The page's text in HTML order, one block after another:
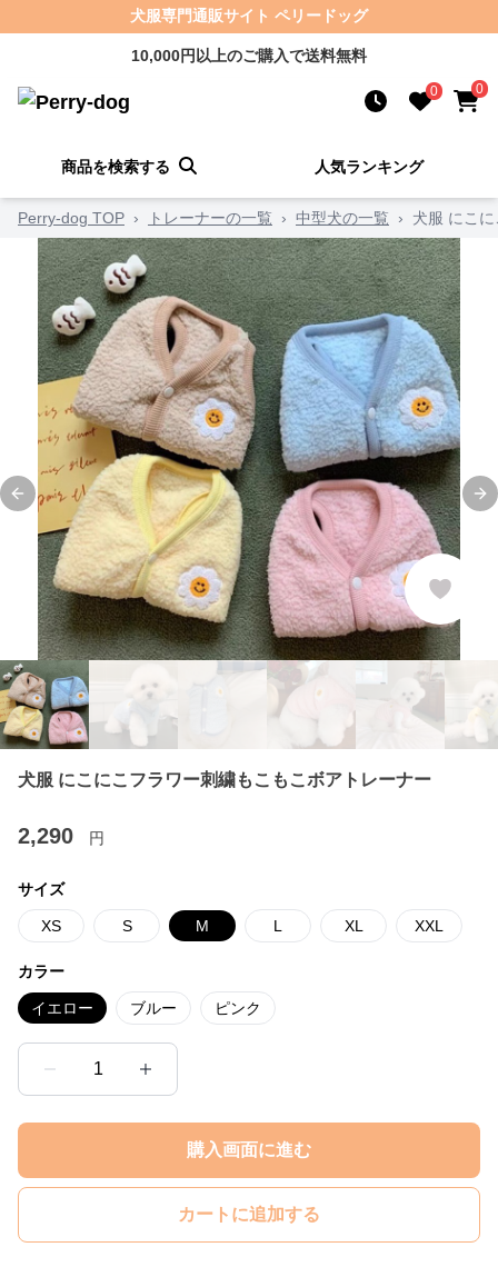
犬服専門通販サイト ペリードッグ
10,000円以上のご購入で送料無料
0 0
商品を検索する 人気ランキング
Perry-dog TOP › トレーナーの一覧 › 中型犬の一覧 › 犬服 にこ
Previous slide
犬服 にこにこフラワー刺繍もこもこボアトレーナー
2,290 円
サイズ
XS S M L XL XXL
カラー
イエロー ブルー ピンク
1
購入画面に進む
カートに追加する